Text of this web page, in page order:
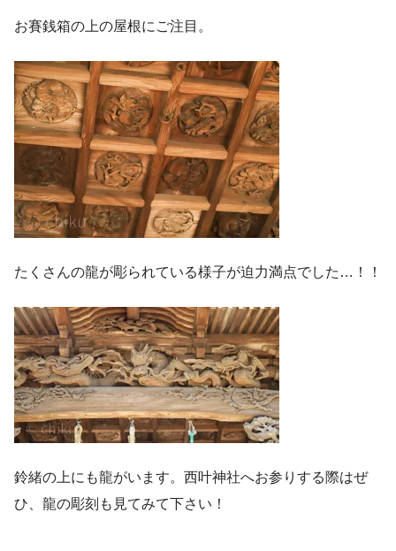
お賽銭箱の上の屋根にご注目。
たくさんの龍が彫られている様子が迫力満点でした…！！
鈴緒の上にも龍がいます。西叶神社へお参りする際はぜ
ひ、龍の彫刻も見てみて下さい！